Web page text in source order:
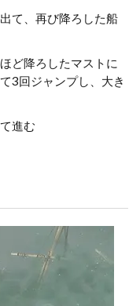
て、再び降ろした船
ど降ろしたマストに
3回ジャンプし、大き
進む